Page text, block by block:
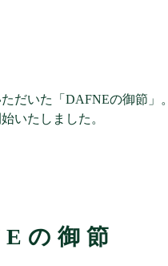
だいた「DAFNEの御節」。
いたしました。
の御節